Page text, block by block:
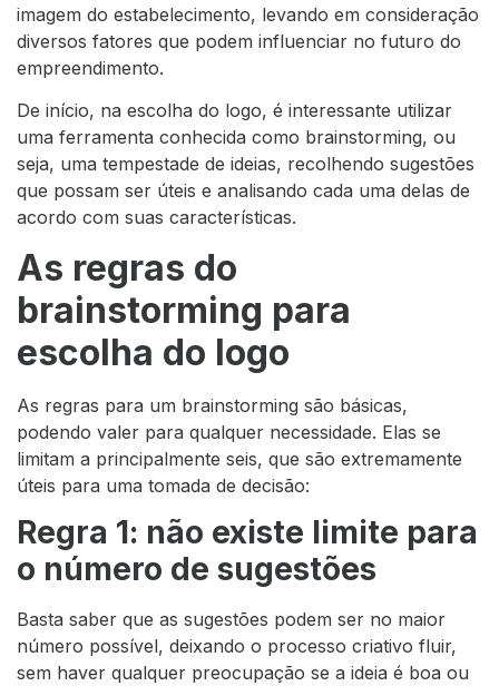
imagem do estabelecimento, levando em consideração
diversos fatores que podem influenciar no futuro do
empreendimento.
De início, na escolha do logo, é interessante utilizar
uma ferramenta conhecida como brainstorming, ou
seja, uma tempestade de ideias, recolhendo sugestões
que possam ser úteis e analisando cada uma delas de
acordo com suas características.
As regras do
brainstorming para
escolha do logo
As regras para um brainstorming são básicas,
podendo valer para qualquer necessidade. Elas se
limitam a principalmente seis, que são extremamente
úteis para uma tomada de decisão:
Regra 1: não existe limite para
o número de sugestões
Basta saber que as sugestões podem ser no maior
número possível, deixando o processo criativo fluir,
sem haver qualquer preocupação se a ideia é boa ou